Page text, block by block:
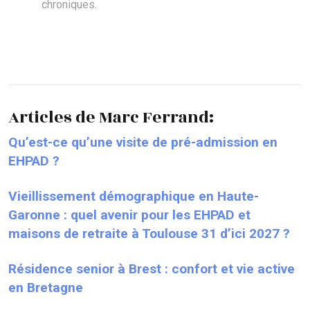
chroniques.
Articles de Marc Ferrand:
Qu’est-ce qu’une visite de pré-admission en
EHPAD ?
Vieillissement démographique en Haute-
Garonne : quel avenir pour les EHPAD et
maisons de retraite à Toulouse 31 d’ici 2027 ?
Résidence senior à Brest : confort et vie active
en Bretagne